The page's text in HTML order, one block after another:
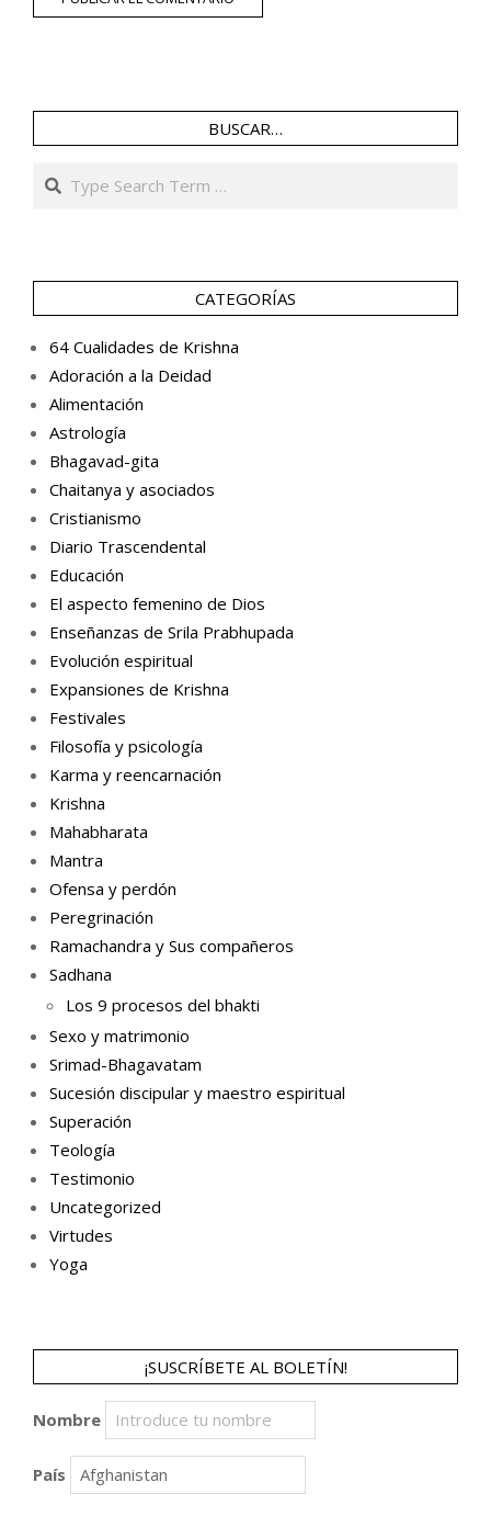
BUSCAR…
Search
CATEGORÍAS
64 Cualidades de Krishna
Adoración a la Deidad
Alimentación
Astrología
Bhagavad-gita
Chaitanya y asociados
Cristianismo
Diario Trascendental
Educación
El aspecto femenino de Dios
Enseñanzas de Srila Prabhupada
Evolución espiritual
Expansiones de Krishna
Festivales
Filosofía y psicología
Karma y reencarnación
Krishna
Mahabharata
Mantra
Ofensa y perdón
Peregrinación
Ramachandra y Sus compañeros
Sadhana
Los 9 procesos del bhakti
Sexo y matrimonio
Srimad-Bhagavatam
Sucesión discipular y maestro espiritual
Superación
Teología
Testimonio
Uncategorized
Virtudes
Yoga
¡SUSCRÍBETE AL BOLETÍN!
Nombre
País